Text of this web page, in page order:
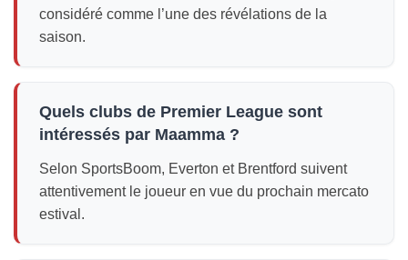
considéré comme l’une des révélations de la
saison.
Quels clubs de Premier League sont
intéressés par Maamma ?
Selon SportsBoom, Everton et Brentford suivent
attentivement le joueur en vue du prochain mercato
estival.